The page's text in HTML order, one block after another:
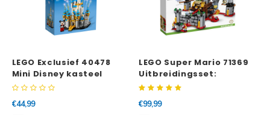
LEGO Exclusief 40478
Mini Disney kasteel
€44,99
LEGO Super Mario 71369
Uitbreidingsset:
Eindbaasgevecht op
€99,99